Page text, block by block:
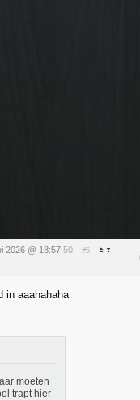
2026 @ 18:57:50 #5
in aaahahaha
moeten
trapt hier